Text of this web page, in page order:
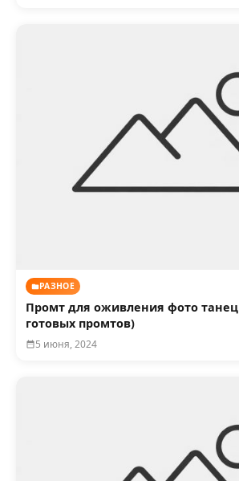
РАЗНОЕ
Промт для оживления фото
готовых промтов)
5 июня, 2024